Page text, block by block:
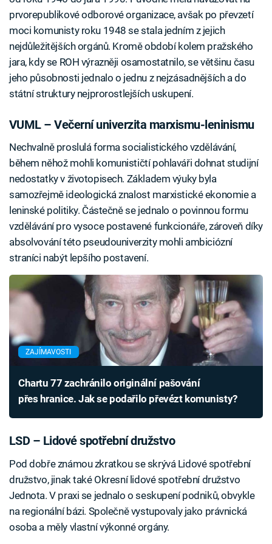
prvorepublikové odborové organizace, avšak po převzetí
moci komunisty roku 1948 se stala jedním z jejich
nejdůležitějších orgánů. Kromě období kolem pražského
jara, kdy se ROH výrazněji osamostatnilo, se většinu času
jeho působnosti jednalo o jednu z nejzásadnějších a do
státní struktury nejprorostlejších uskupení.
VUML – Večerní univerzita marxismu-leninismu
Nechvalně proslulá forma socialistického vzdělávání,
během něhož mohli komunističtí pohlaváři dohnat studijní
nedostatky v životopisech. Základem výuky byla
samozřejmě ideologická znalost marxistické ekonomie a
leninské politiky. Částečně se jednalo o povinnou formu
vzdělávání pro vysoce postavené funkcionáře, zároveň díky
absolvování této pseudouniverzity mohli ambiciózní
straníci nabýt lepšího postavení.
ZAJÍMAVOSTI
Chartu 77 zachránilo originální pašování
přes hranice. Jak se podařilo převézt komunisty?
LSD – Lidové spotřební družstvo
Pod dobře známou zkratkou se skrývá Lidové spotřební
družstvo, jinak také Okresní lidové spotřební družstvo
Jednota. V praxi se jednalo o seskupení podniků, obvykle
na regionální bázi. Společně vystupovaly jako právnická
osoba a měly vlastní výkonné orgány.